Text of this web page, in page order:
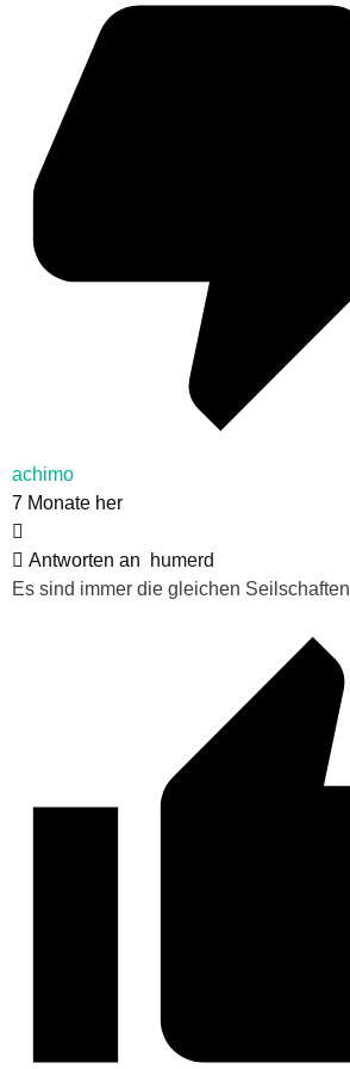
achimo
7 Monate her
Antworten an
humerd
Es sind immer die gleichen Seilschaften